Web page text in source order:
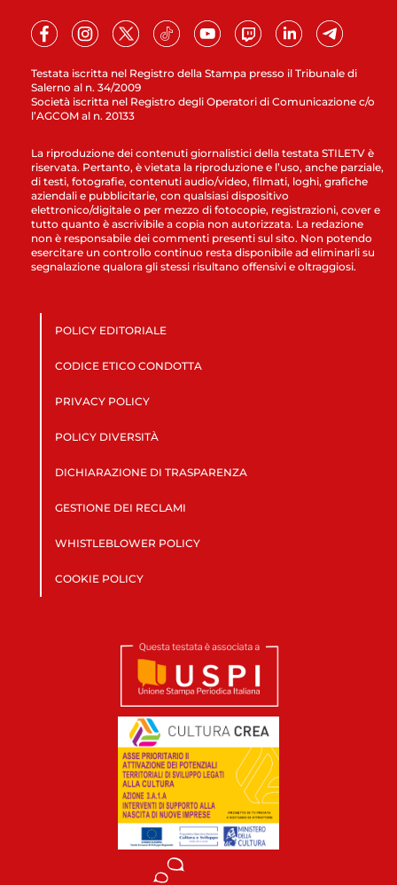
Testata iscritta nel Registro della Stampa presso il Tribunale di
Salerno al n. 34/2009
Società iscritta nel Registro degli Operatori di Comunicazione c/o
l’AGCOM al n. 20133
La riproduzione dei contenuti giornalistici della testata STILETV è
riservata. Pertanto, è vietata la riproduzione e l’uso, anche parziale,
di testi, fotografie, contenuti audio/video, filmati, loghi, grafiche
aziendali e pubblicitarie, con qualsiasi dispositivo
elettronico/digitale o per mezzo di fotocopie, registrazioni, cover e
tutto quanto è ascrivibile a copia non autorizzata. La redazione
non è responsabile dei commenti presenti sul sito. Non potendo
esercitare un controllo continuo resta disponibile ad eliminarli su
segnalazione qualora gli stessi risultano offensivi e oltraggiosi.
POLICY EDITORIALE
CODICE ETICO CONDOTTA
PRIVACY POLICY
POLICY DIVERSITÀ
DICHIARAZIONE DI TRASPARENZA
GESTIONE DEI RECLAMI
WHISTLEBLOWER POLICY
COOKIE POLICY